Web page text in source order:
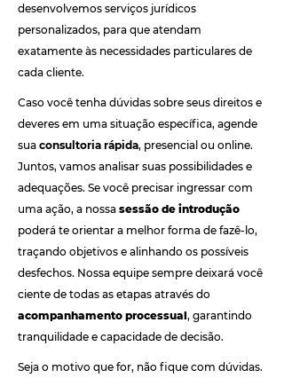
desenvolvemos serviços jurídicos
personalizados, para que atendam
exatamente às necessidades particulares de
cada cliente.
Caso você tenha dúvidas sobre seus direitos e
deveres em uma situação específica, agende
sua consultoria rápida, presencial ou online.
Juntos, vamos analisar suas possibilidades e
adequações. Se você precisar ingressar com
uma ação, a nossa sessão de introdução
poderá te orientar a melhor forma de fazê-lo,
traçando objetivos e alinhando os possíveis
desfechos. Nossa equipe sempre deixará você
ciente de todas as etapas através do
acompanhamento processual, garantindo
tranquilidade e capacidade de decisão.
Seja o motivo que for, não fique com dúvidas.